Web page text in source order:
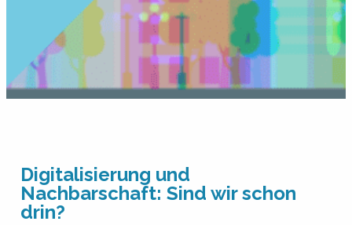
Digitalisierung und
Nachbarschaft: Sind wir schon
drin?